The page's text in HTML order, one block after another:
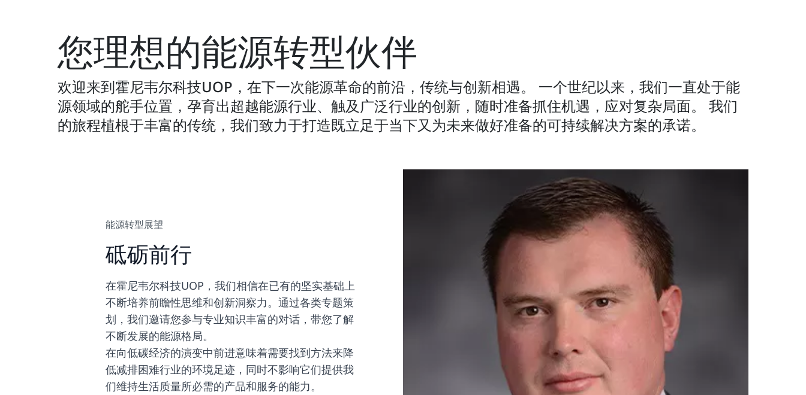
您理想的能源转型伙伴
欢迎来到霍尼韦尔科技UOP，在下一次能源革命的前沿，传统与创新相遇。 一个世纪以来，我们一直处于能
源领域的舵手位置，孕育出超越能源行业、触及广泛行业的创新，随时准备抓住机遇，应对复杂局面。 我们
的旅程植根于丰富的传统，我们致力于打造既立足于当下又为未来做好准备的可持续解决方案的承诺。
能源转型展望
砥砺前行
在霍尼韦尔科技UOP，我们相信在已有的坚实基础上
不断培养前瞻性思维和创新洞察力。通过各类专题策
划，我们邀请您参与专业知识丰富的对话，带您了解
不断发展的能源格局。
在向低碳经济的演变中前进意味着需要找到方法来降
低减排困难行业的环境足迹，同时不影响它们提供我
们维持生活质量所必需的产品和服务的能力。